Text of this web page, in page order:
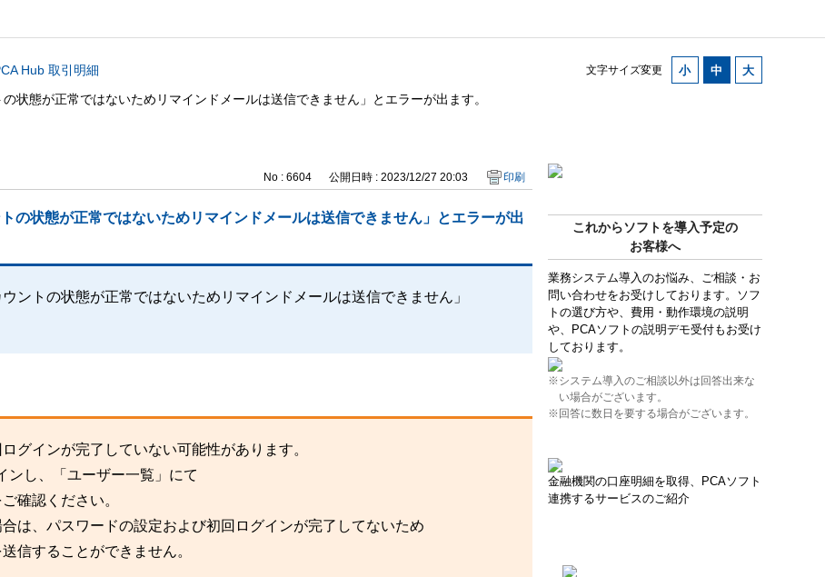
文字サイズ変更
Hub 取引明細
状態が正常ではないためリマインドメールは送信できません」とエラーが出ます。
これからソフトを導入予定の
お客様へ
業務システム導入のお悩み、ご相談・お
問い合わせをお受けしております。ソフ
トの選び方や、費用・動作環境の説明
や、PCAソフトの説明デモ受付もお受け
しております。
※システム導入のご相談以外は回答出来な
い場合がございます。
※回答に数日を要する場合がございます。
金融機関の口座明細を取得、PCAソフト
連携するサービスのご紹介
No : 6604 公開日時 : 2023/12/27 20:03 印刷
の状態が正常ではないためリマインドメールは送信できません」とエラーが出
ントの状態が正常ではないためリマインドメールは送信できません」
グインが完了していない可能性があります。
ンし、「ユーザー一覧」にて
確認ください。
は、パスワードの設定および初回ログインが完了してないため
信することができません。